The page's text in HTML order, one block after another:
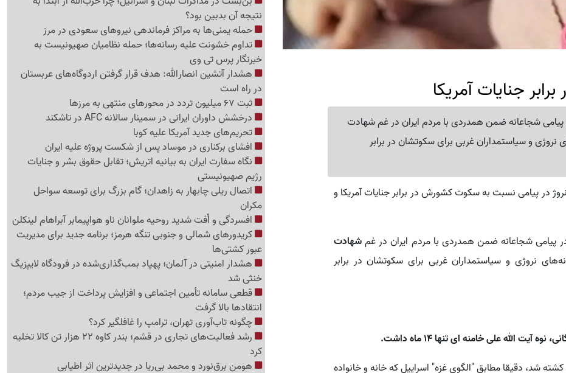
جنایات آمریکا
پیامی شجاعانه ضمن همدردی با مردم ایران در غم شهادت
و سیاستمداران غربی برای سکوتشان در برابر
در پیامی نسبت به سکوت کشورش در برابر جنایات آمریکا و
پیامی شجاعانه ضمن همدردی با مردم ایران در غمشهادت
نروژی و سیاستمداران غربی برای سکوتشان در برابر
الله علی خامنه ای تنها 14 ماه داشت.
شد، دقیقا مطابق "الگوی غزه" اسراییل که خانه و خانواده
نتیجه آن بدبین بود؟
حمله یمنی‌ها به مراکز فرماندهی نیروهای سعودی در مرز
تداوم خشونت علیه رسانه‌ها؛ حمله نظامیان صهیونیست به
خبرنگار پرس تی وی
هشدار آتشین انصارالله: هدف قرار گرفتن اردوگاه‌های عربستان
در راه است
ثبت 67 میلیون تردد در محورهای منتهی به مرزها
درخشش داوران ایرانی در سمینار سالانه AFC در تاشکند
تحریم‌های جدید آمریکا علیه کوبا
افشای برکناری در موساد پس از شکست پروژه علیه ایران
نگاه سفارت ایران به بیانیه اتریش؛ تقابل حقوق بشر و جنایات
رژیم صهیونیستی
اتصال ریلی چابهار به زاهدان؛ گام بزرگ برای توسعه سواحل
مکران
افسردگی و اُفت شدید روحیه ملوانان ناو هواپیمابر آبراهام لینکلن
کریدورهای شمالی و جنوبی تنگه هرمز؛ برنامه جدید برای مدیریت
عبور کشتی‌ها
هشدار امنیتی در آلمان؛ پهپاد بمب‌گذاری‌شده در فرودگاه لایپزیگ
خنثی شد
قطعی سامانه تأمین اجتماعی و افزایش پرداخت از جیب مردم؛
انتقادها بالا گرفت
چگونه تاب‌آوری تهران، ترامپ را غافلگیر کرد؟
رشد فعالیت‌های تجاری در قشم؛ بندر کاوه 22 هزار تن کالا تخلیه
کرد
هومن برق‌نورد و محمد بی‌ریا در جدیدترین اثر اطیابی